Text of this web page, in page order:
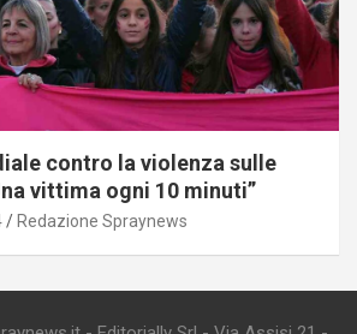
contro la violenza sulle
vittima ogni 10 minuti”
Redazione Spraynews